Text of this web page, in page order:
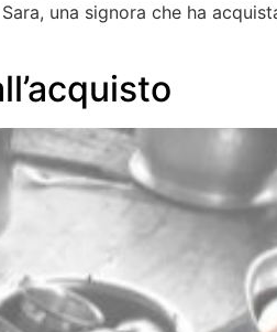
una signora che ha